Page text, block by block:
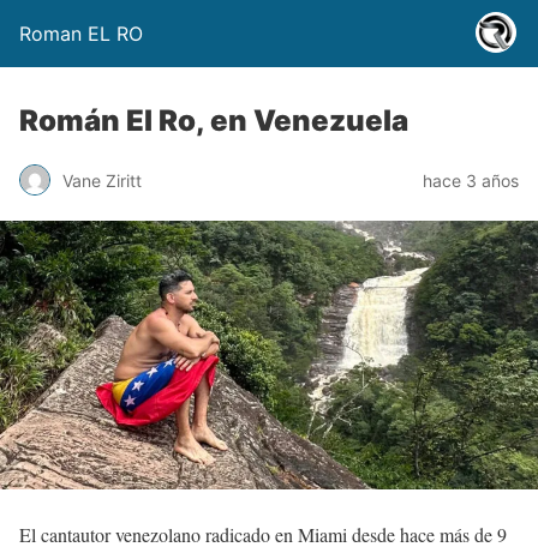
Roman EL RO
Román El Ro, en Venezuela
Vane Ziritt hace 3 años
El cantautor venezolano radicado en Miami desde hace más de 9